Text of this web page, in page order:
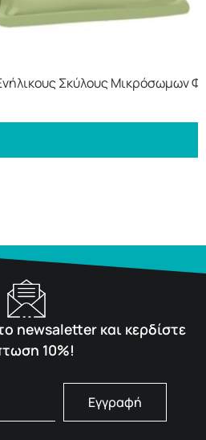
Σκύλους Μικρόσωμων
newsaletter και κερδίστε
10%!
Εγγραφή